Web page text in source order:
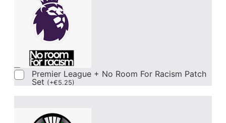
Premier League + No Room For Racism Patch
Set (+€5.25)